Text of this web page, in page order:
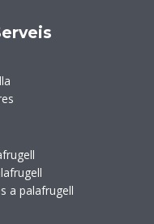
a palafrugell